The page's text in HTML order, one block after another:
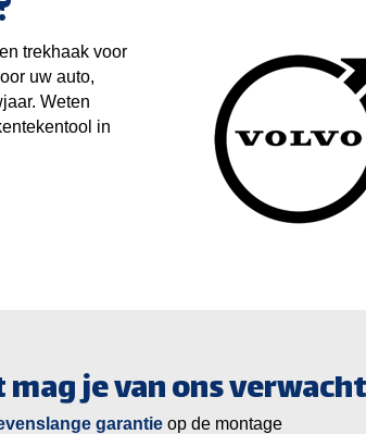
trekhaak voor
uw auto,
Weten
in
mag je van ons
garantie op de montage